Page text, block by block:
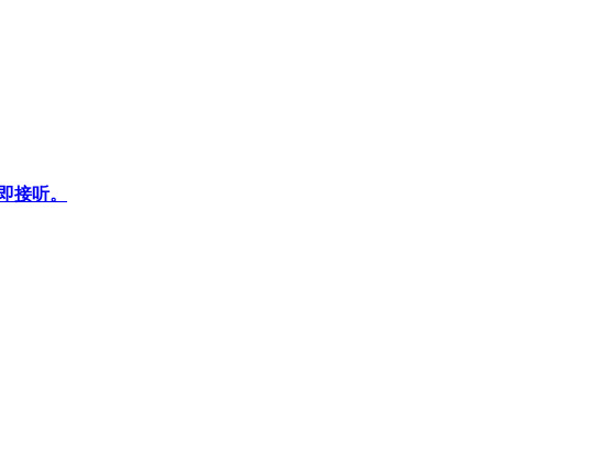
接听。